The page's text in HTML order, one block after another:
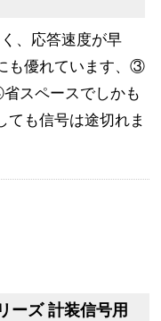
、応答速度が早
も優れています、③
スペースでしかも
も信号は途切れま
ーズ 計装信号用